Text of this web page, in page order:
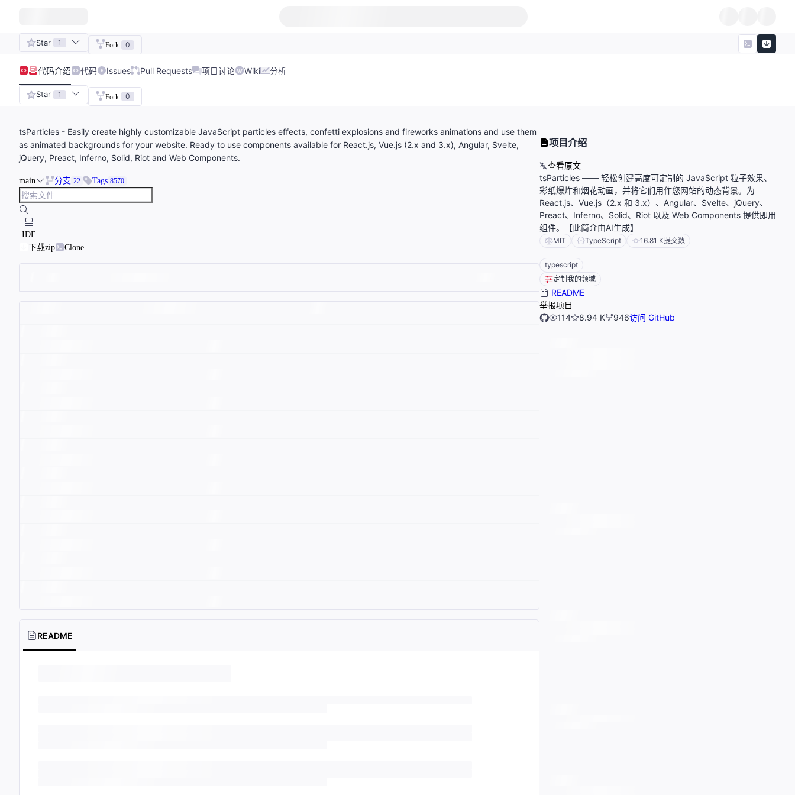
Star 1 Fork 0
代码介绍 代码 Issues Pull Requests 项目讨论 Wiki 分析
Star 1 Fork 0
tsParticles - Easily create highly customizable JavaScript particles effects, confetti explosions and fireworks animations and use them
as animated backgrounds for your website. Ready to use components available for React.js, Vue.js (2.x and 3.x), Angular, Svelte,
jQuery, Preact, Inferno, Solid, Riot and Web Components.
main 分支 22 Tags 8570
IDE
下载zip
Clone
README
项目介绍
查看原文
tsParticles —— 轻松创建高度可定制的 JavaScript 粒子效果、
彩纸爆炸和烟花动画，并将它们用作您网站的动态背景。为
React.js、Vue.js（2.x 和 3.x）、Angular、Svelte、jQuery、
Preact、Inferno、Solid、Riot 以及 Web Components 提供即用
组件。【此简介由AI生成】
MIT TypeScript 16.81 K提交数
typescript
定制我的领域
README
举报项目
114
8.94 K 946访问 GitHub